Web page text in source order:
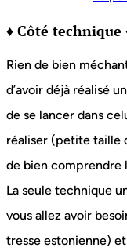
♦ Côté technique
Rien de bien
d’avoir déjà réalisé
de se lancer dans
réaliser (petite taille
de bien comprendre
La seule technique
vous allez avoir
tresse estonienne)